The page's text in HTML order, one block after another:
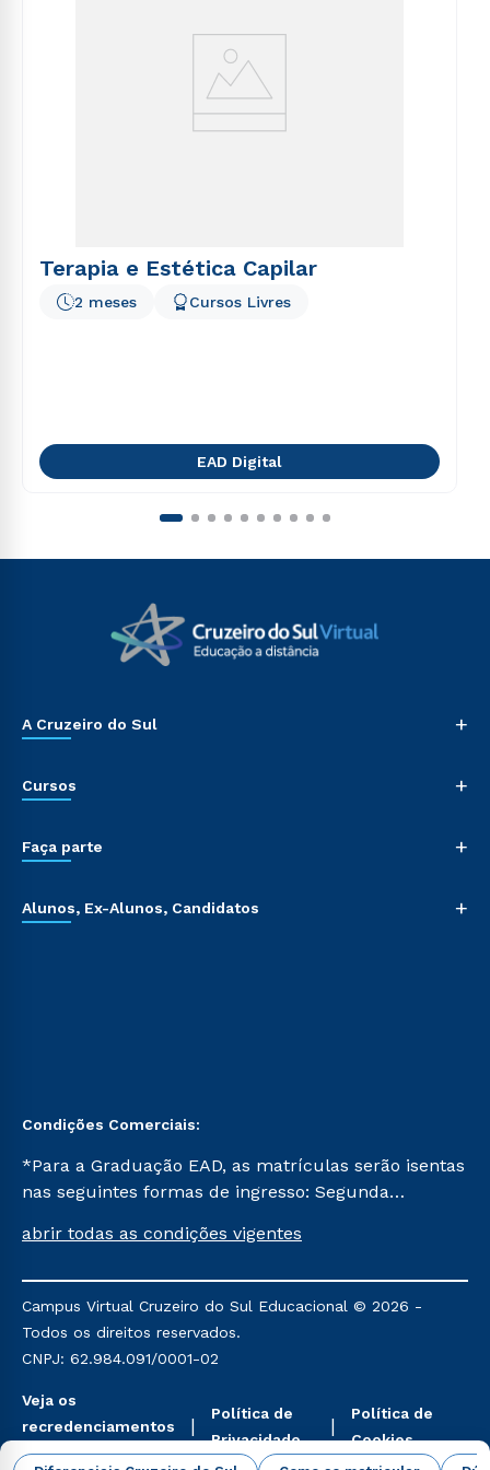
Terapia e Estética Capilar
2 meses Cursos Livres
EAD Digital
A Cruzeiro do Sul +
Cursos +
Faça parte +
Alunos, Ex-Alunos, Candidatos +
Condições Comerciais:
*Para a Graduação EAD, as matrículas serão isentas
nas seguintes formas de ingresso: Segunda
Já para as demais, a taxa de matrícula será de R$
mencionadas são referentes aos cursos: Ensino
Religioso, Geografia para a Docência e Metodologia
do Ensino de História: Questões Atuais.
abrir todas as condições vigentes
Campus Virtual Cruzeiro do Sul Educacional © 2026 -
Todos os direitos reservados.
CNPJ: 62.984.091/0001-02
Veja os
recredenciamentos
aqui
Política de
Privacidade
Política de
Cookies